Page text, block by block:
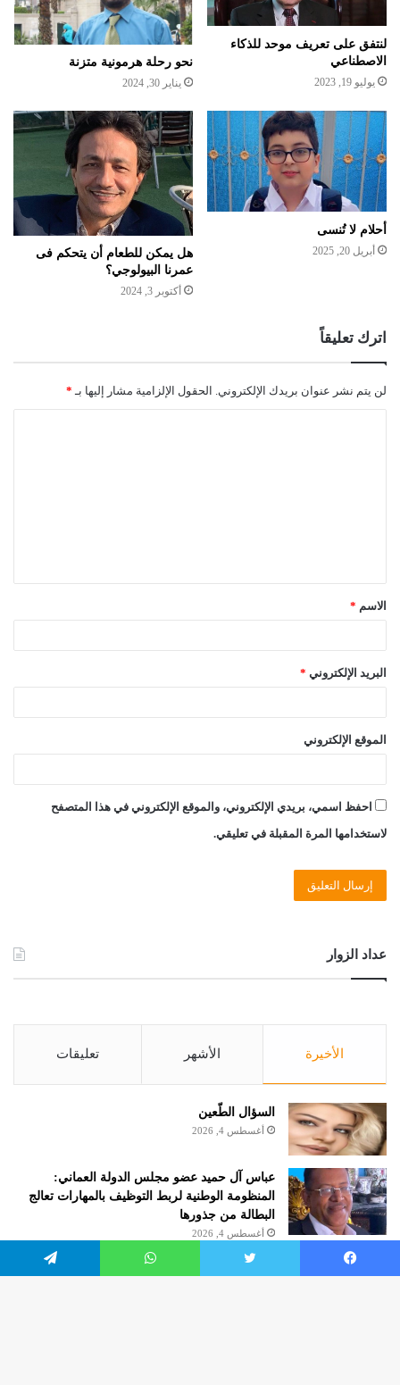
لنتفق على تعريف موحد للذكاء
الاصطناعي
يوليو 19, 2023
نحو رحلة هرمونية متزنة
يناير 30, 2024
أحلام لا تُنسى
أبريل 20, 2025
هل يمكن للطعام أن يتحكم فى
عمرنا البيولوجي؟
أكتوبر 3, 2024
اترك تعليقاً
لن يتم نشر عنوان بريدك الإلكتروني. الحقول الإلزامية مشار إليها بـ *
ق
*الاسم *
البريد الإلكتروني *
الموقع الإلكتروني
احفظ اسمي، بريدي الإلكتروني، والموقع الإلكتروني في هذا المتصفح
لاستخدامها المرة المقبلة في تعليقي.
عداد الزوار
الأخيرة الأشهر تعليقات
السؤال الطّعين
أغسطس 4, 2026
عباس آل حميد عضو مجلس الدولة العماني:
المنظومة الوطنية لربط التوظيف بالمهارات تعالج
البطالة من جذورها
أغسطس 4, 2026
الروائية مريم هرموش.. كاتبة شهر أغسطس 2026
فيسبوك تويتر واتساب تيلقرام